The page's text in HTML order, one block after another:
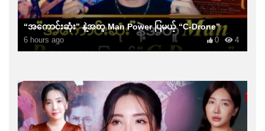
“အကောင်းဆုံး” နဲ့အတူ Man Power ပြမယ့် “C-Drone”
6 hours ago 4
0